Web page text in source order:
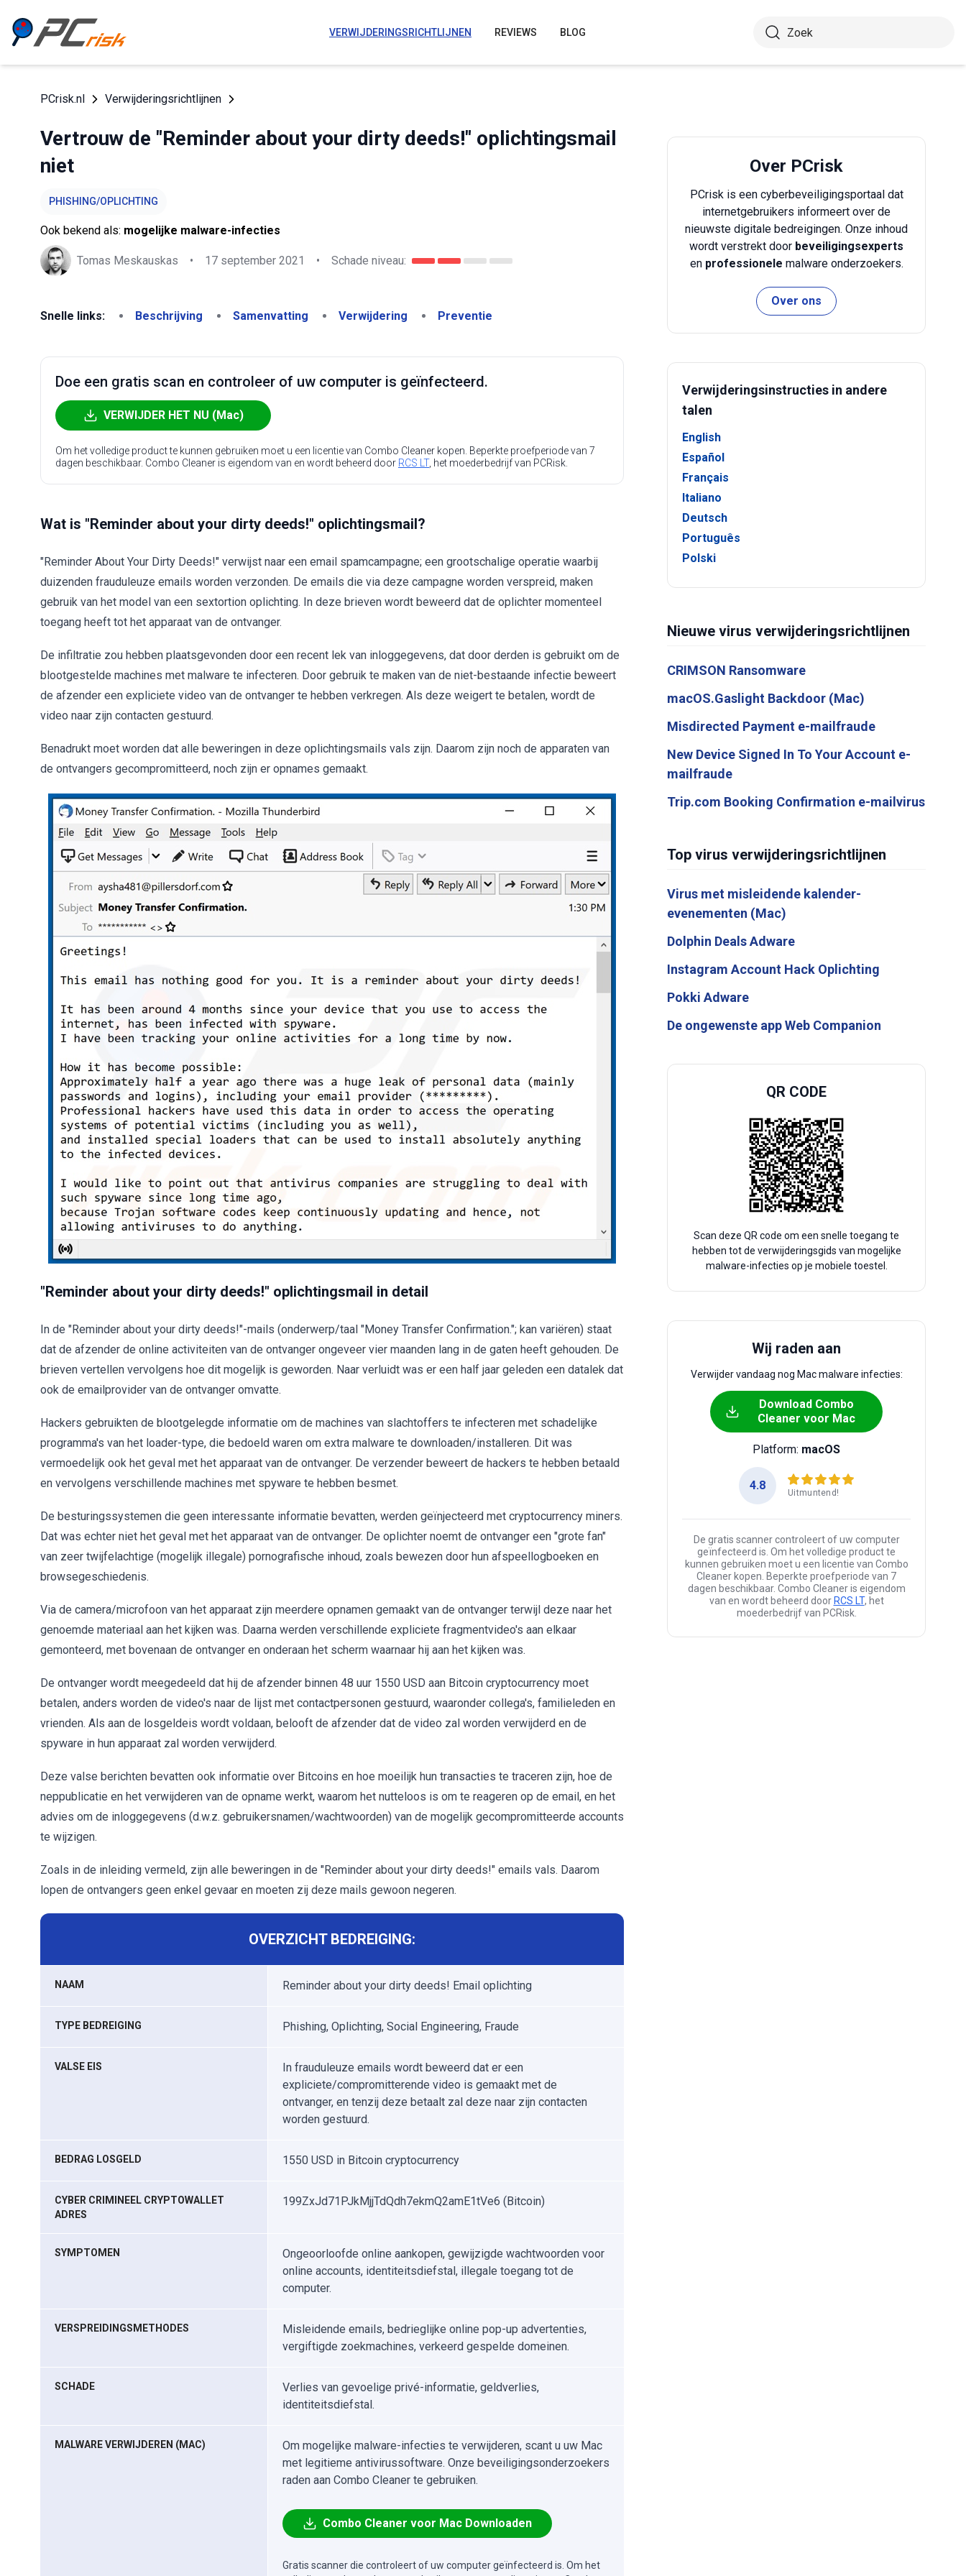
VERWIJDERINGSRICHTLIJNEN REVIEWS BLOG
PCrisk.nl Verwijderingsrichtlijnen
Vertrouw de "Reminder about your dirty deeds!" oplichtingsmail
niet
PHISHING/OPLICHTING
Ook bekend als: mogelijke malware-infecties
Tomas Meskauskas • 17 september 2021 • Schade niveau:
Snelle links: Beschrijving Samenvatting Verwijdering Preventie
Doe een gratis scan en controleer of uw computer is geïnfecteerd.
VERWIJDER HET NU (Mac)
Om het volledige product te kunnen gebruiken moet u een licentie van Combo Cleaner kopen. Beperkte proefperiode van 7
dagen beschikbaar. Combo Cleaner is eigendom van en wordt beheerd door RCS LT, het moederbedrijf van PCRisk.
Wat is "Reminder about your dirty deeds!" oplichtingsmail?
"Reminder About Your Dirty Deeds!" verwijst naar een email spamcampagne; een grootschalige operatie waarbij
duizenden frauduleuze emails worden verzonden. De emails die via deze campagne worden verspreid, maken
gebruik van het model van een sextortion oplichting. In deze brieven wordt beweerd dat de oplichter momenteel
toegang heeft tot het apparaat van de ontvanger.
De infiltratie zou hebben plaatsgevonden door een recent lek van inloggegevens, dat door derden is gebruikt om de
blootgestelde machines met malware te infecteren. Door gebruik te maken van de niet-bestaande infectie beweert
de afzender een expliciete video van de ontvanger te hebben verkregen. Als deze weigert te betalen, wordt de
video naar zijn contacten gestuurd.
Benadrukt moet worden dat alle beweringen in deze oplichtingsmails vals zijn. Daarom zijn noch de apparaten van
de ontvangers gecompromitteerd, noch zijn er opnames gemaakt.
"Reminder about your dirty deeds!" oplichtingsmail in detail
In de "Reminder about your dirty deeds!"-mails (onderwerp/taal "Money Transfer Confirmation."; kan variëren) staat
dat de afzender de online activiteiten van de ontvanger ongeveer vier maanden lang in de gaten heeft gehouden. De
brieven vertellen vervolgens hoe dit mogelijk is geworden. Naar verluidt was er een half jaar geleden een datalek dat
ook de emailprovider van de ontvanger omvatte.
Hackers gebruikten de blootgelegde informatie om de machines van slachtoffers te infecteren met schadelijke
programma's van het loader-type, die bedoeld waren om extra malware te downloaden/installeren. Dit was
vermoedelijk ook het geval met het apparaat van de ontvanger. De verzender beweert de hackers te hebben betaald
en vervolgens verschillende machines met spyware te hebben besmet.
De besturingssystemen die geen interessante informatie bevatten, werden geïnjecteerd met cryptocurrency miners.
Dat was echter niet het geval met het apparaat van de ontvanger. De oplichter noemt de ontvanger een "grote fan"
van zeer twijfelachtige (mogelijk illegale) pornografische inhoud, zoals bewezen door hun afspeellogboeken en
browsegeschiedenis.
Via de camera/microfoon van het apparaat zijn meerdere opnamen gemaakt van de ontvanger terwijl deze naar het
genoemde materiaal aan het kijken was. Daarna werden verschillende expliciete fragmentvideo's aan elkaar
gemonteerd, met bovenaan de ontvanger en onderaan het scherm waarnaar hij aan het kijken was.
De ontvanger wordt meegedeeld dat hij de afzender binnen 48 uur 1550 USD aan Bitcoin cryptocurrency moet
betalen, anders worden de video's naar de lijst met contactpersonen gestuurd, waaronder collega's, familieleden en
vrienden. Als aan de losgeldeis wordt voldaan, belooft de afzender dat de video zal worden verwijderd en de
spyware in hun apparaat zal worden verwijderd.
Deze valse berichten bevatten ook informatie over Bitcoins en hoe moeilijk hun transacties te traceren zijn, hoe de
neppublicatie en het verwijderen van de opname werkt, waarom het nutteloos is om te reageren op de email, en het
advies om de inloggegevens (d.w.z. gebruikersnamen/wachtwoorden) van de mogelijk gecompromitteerde accounts
te wijzigen.
Zoals in de inleiding vermeld, zijn alle beweringen in de "Reminder about your dirty deeds!" emails vals. Daarom
lopen de ontvangers geen enkel gevaar en moeten zij deze mails gewoon negeren.
OVERZICHT BEDREIGING:
NAAM Reminder about your dirty deeds! Email oplichting
TYPE BEDREIGING Phishing, Oplichting, Social Engineering, Fraude
VALSE EIS
In frauduleuze emails wordt beweerd dat er een
expliciete/compromitterende video is gemaakt met de
ontvanger, en tenzij deze betaalt zal deze naar zijn contacten
worden gestuurd.
BEDRAG LOSGELD 1550 USD in Bitcoin cryptocurrency
CYBER CRIMINEEL CRYPTOWALLET
ADRES
199ZxJd71PJkMjjTdQdh7ekmQ2amE1tVe6 (Bitcoin)
SYMPTOMEN
Ongeoorloofde online aankopen, gewijzigde wachtwoorden voor
online accounts, identiteitsdiefstal, illegale toegang tot de
computer.
VERSPREIDINGSMETHODES
Misleidende emails, bedrieglijke online pop-up advertenties,
vergiftigde zoekmachines, verkeerd gespelde domeinen.
SCHADE
Verlies van gevoelige privé-informatie, geldverlies,
identiteitsdiefstal.
MALWARE VERWIJDEREN (MAC)
Om mogelijke malware-infecties te verwijderen, scant u uw Mac
met legitieme antivirussoftware. Onze beveiligingsonderzoekers
raden aan Combo Cleaner te gebruiken.
Combo Cleaner voor Mac Downloaden
Gratis scanner die controleert of uw computer geïnfecteerd is. Om het
Over PCrisk
PCrisk is een cyberbeveiligingsportaal dat
internetgebruikers informeert over de
nieuwste digitale bedreigingen. Onze inhoud
wordt verstrekt door beveiligingsexperts
en professionele malware onderzoekers.
Over ons
Verwijderingsinstructies in andere
talen
English
Español
Français
Italiano
Deutsch
Português
Polski
Nieuwe virus verwijderingsrichtlijnen
CRIMSON Ransomware
macOS.Gaslight Backdoor (Mac)
Misdirected Payment e-mailfraude
New Device Signed In To Your Account e-
mailfraude
Trip.com Booking Confirmation e-mailvirus
Top virus verwijderingsrichtlijnen
Virus met misleidende kalender-
evenementen (Mac)
Dolphin Deals Adware
Instagram Account Hack Oplichting
Pokki Adware
De ongewenste app Web Companion
QR CODE
Scan deze QR code om een snelle toegang te
hebben tot de verwijderingsgids van mogelijke
malware-infecties op je mobiele toestel.
Wij raden aan
Verwijder vandaag nog Mac malware infecties:
Download Combo
Cleaner voor Mac
Platform: macOS
4.8
Uitmuntend!
De gratis scanner controleert of uw computer
geïnfecteerd is. Om het volledige product te
kunnen gebruiken moet u een licentie van Combo
Cleaner kopen. Beperkte proefperiode van 7
dagen beschikbaar. Combo Cleaner is eigendom
van en wordt beheerd door RCS LT, het
moederbedrijf van PCRisk.